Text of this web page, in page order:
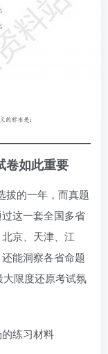
卷如此重要
拔的一年，而真题
这一套全国多省
京、天津、江
能洞察各省命题
限度还原考试氛
练习材料